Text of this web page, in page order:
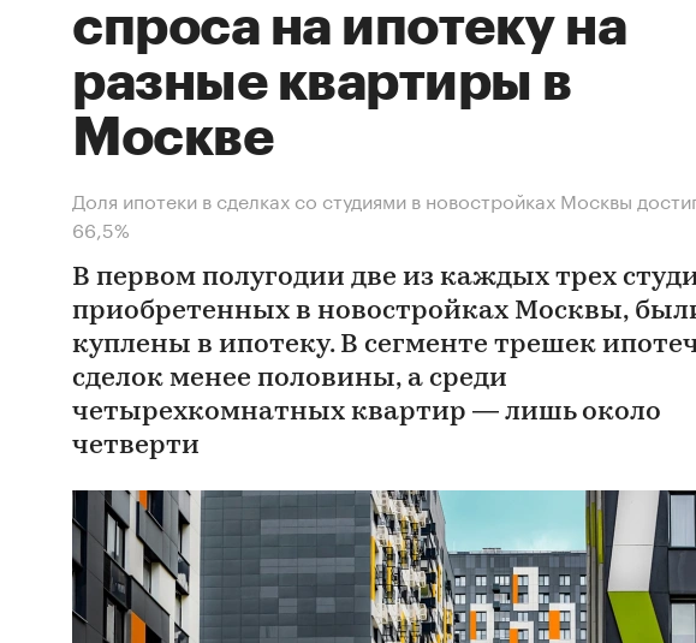
спроса на ипотеку на
разные квартиры в
Москве
Доля ипотеки в сделках со студиями в новостройках Москвы
66,5%
В первом полугодии две из каждых трех
приобретенных в новостройках Москвы,
куплены в ипотеку. В сегменте трешек
сделок менее половины, а среди
четырехкомнатных квартир — лишь около
четверти